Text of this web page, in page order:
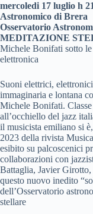
mercoledi 17 luglio h
Astronomico di Brera
Osservatorio
MEDITAZIONE
Michele Bonifati sotto le
elettronica
Suoni elettrici,
immaginaria e lontana
Michele Bonifati.
all’occhiello del jazz
il musicista emiliano si
2023 della rivista
esibito su palcoscenici
collaborazioni con
Battaglia, Javier
questo nuovo inedito
dell’Osservatorio
stellare